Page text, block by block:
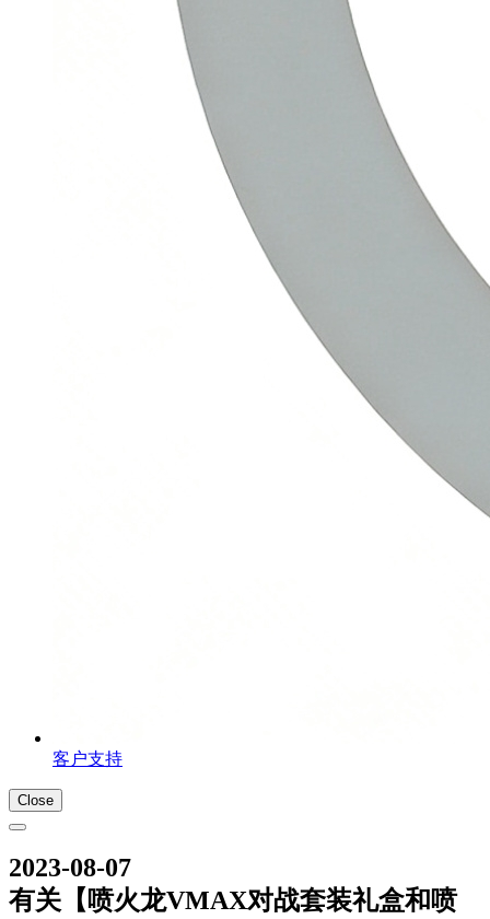
客户支持
Close
2023-08-07
有关【喷火龙VMAX对战套装礼盒和喷